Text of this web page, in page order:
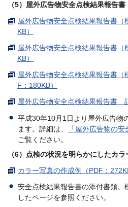
（5）屋外広告物安全点検結果報告書
屋外広告物安全点検結果報告書
KB）
屋外広告物安全点検結果報告書
KB）
屋外広告物安全点検結果報告書
F：180KB）
屋外広告物安全点検結果報告書
平成30年10月1日より屋外広告物
ます。詳細は、
「屋外広告物の安
ご覧ください。
（6）点検の状況を明らかにしたカラ
カラー写真の作成例（PDF：
安全点検結果報告書の添付書類。
したページを参照ください。